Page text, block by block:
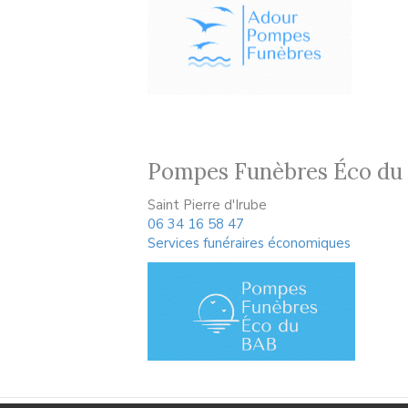
Pompes Funèbres Éco du
Saint Pierre d'Irube
06 34 16 58 47
Services funéraires économiques